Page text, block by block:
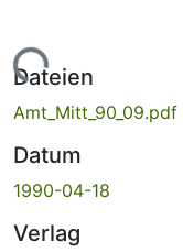
Lade...
Dateien
Amt_Mitt_90_09.pdf
Datum
1990-04-18
Verlag